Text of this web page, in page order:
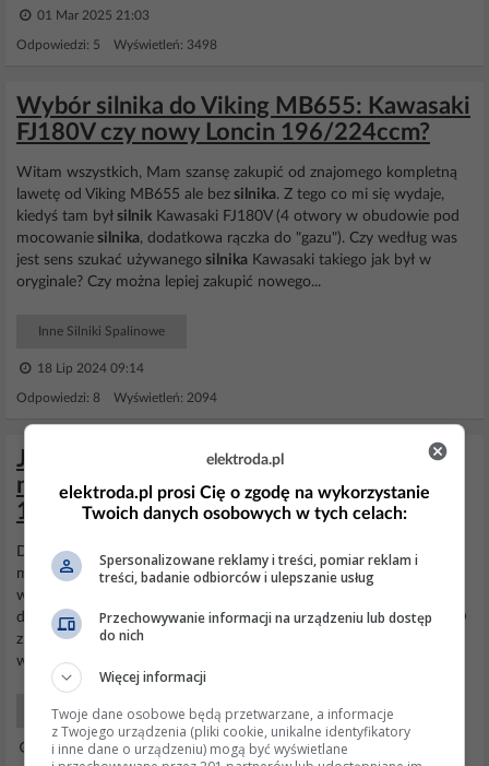
01 Mar 2025 21:03
Odpowiedzi: 5 Wyświetleń: 3498
Wybór silnika do Viking MB655: Kawasaki
FJ180V czy nowy Loncin 196/224ccm?
Witam wszystkich, Mam szansę zakupić od znajomego kompletną
lawetę od Viking MB655 ale bez silnika. Z tego co mi się wydaje,
kiedyś tam był silnik Kawasaki FJ180V (4 otwory w obudowie pod
mocowanie silnika, dodatkowa rączka do "gazu"). Czy według was
jest sens szukać używanego silnika Kawasaki takiego jak był w
oryginale? Czy można lepiej zakupić nowego...
Inne Silniki Spalinowe
18 Lip 2024 09:14
Odpowiedzi: 8 Wyświetleń: 2094
Jaką kosiarkę spalinową bez kosza i
napędu z wyrzutem bocznym kupić? Do
1000 zł.
Dwie kosiarki MTD różnią się wyłącznie silnikiem
i obie sa znacznie
mniej wydajne od wskazanej Hortmasz. Decyduje o tym przede
wszystkim szerokość koszonego pasa (51cm dla MTD oraz 55cm
dla Hortmasz). Kolejną, niezwykle istotną różnicą sąsilniki- w MTD
z silnikiem B&S jest gaźnik membranowy, a
wyposażono w gaźnik pływakowy.
Inne Co kupić?
04 Lis 2021 18:39
elektroda.pl
elektroda.pl prosi Cię o zgodę na wykorzystanie
Twoich danych osobowych w tych celach:
Spersonalizowane reklamy i treści, pomiar reklam i
treści, badanie odbiorców i ulepszanie usług
Przechowywanie informacji na urządzeniu lub dostęp
do nich
Więcej informacji
Twoje dane osobowe będą przetwarzane, a informacje
z Twojego urządzenia (pliki cookie, unikalne identyfikatory
i inne dane o urządzeniu) mogą być wyświetlane